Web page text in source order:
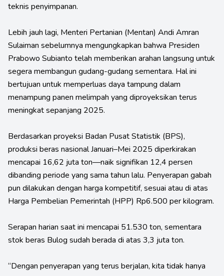
teknis penyimpanan.
Lebih jauh lagi, Menteri Pertanian (Mentan) Andi Amran
Sulaiman sebelumnya mengungkapkan bahwa Presiden
Prabowo Subianto telah memberikan arahan langsung untuk
segera membangun gudang-gudang sementara. Hal ini
bertujuan untuk memperluas daya tampung dalam
menampung panen melimpah yang diproyeksikan terus
meningkat sepanjang 2025.
Berdasarkan proyeksi Badan Pusat Statistik (BPS),
produksi beras nasional Januari–Mei 2025 diperkirakan
mencapai 16,62 juta ton—naik signifikan 12,4 persen
dibanding periode yang sama tahun lalu. Penyerapan gabah
pun dilakukan dengan harga kompetitif, sesuai atau di atas
Harga Pembelian Pemerintah (HPP) Rp6.500 per kilogram.
Serapan harian saat ini mencapai 51.530 ton, sementara
stok beras Bulog sudah berada di atas 3,3 juta ton.
“Dengan penyerapan yang terus berjalan, kita tidak hanya